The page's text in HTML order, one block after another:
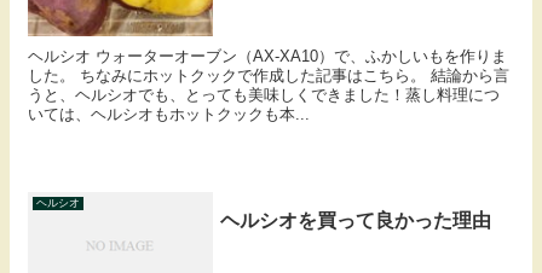
ヘルシオ ウォーターオーブン（AX-XA10）で、ふかしいもを作りま
した。 ちなみにホットクックで作成した記事はこちら。 結論から言
うと、ヘルシオでも、とっても美味しくできました！蒸し料理につ
いては、ヘルシオもホットクックも本...
ヘルシオ
ヘルシオを買って良かった理由